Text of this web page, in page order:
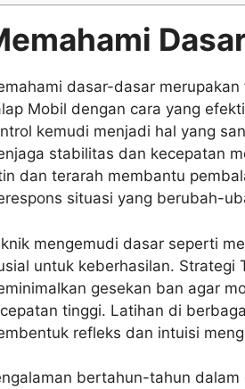
dasar-dasar
Mobil dengan cara yang
kemudi menjadi hal yang
stabilitas dan kecepatan
dan terarah membantu
situasi yang berubah-
mengemudi dasar seperti
untuk keberhasilan. Strategi
gesekan ban agar
tinggi. Latihan di
refleks dan intuisi
bertahun-tahun